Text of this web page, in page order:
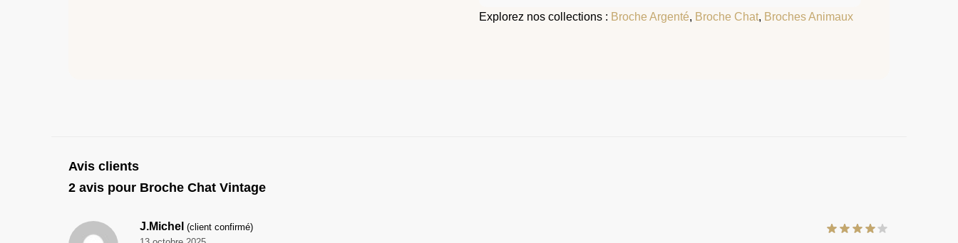
Explorez nos collections : Broche Argenté, Broche Chat, Broches Animaux
Avis clients
2 avis pour Broche Chat Vintage
J.Michel (client confirmé)